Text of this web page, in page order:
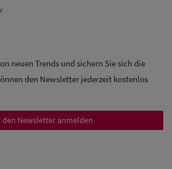
neuen Trends und sichern Sie sich die
den Newsletter jederzeit kostenlos
den Newsletter anmelden